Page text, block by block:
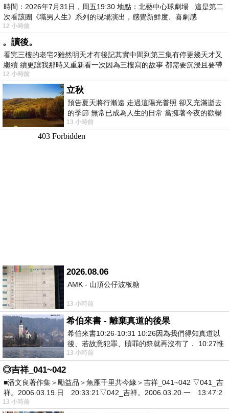
時間：2026年7月31日，周五19:30 地點：北藝中心球劇場 這是第二
次看該團《職男人生》系列的現場演出，感覺新鮮度、喜劇感
12 小時前
。讀後。
看完三樓的老宅2雖然明天才有後記其實中間到第三集有停更幾天才又
繼續 續更讓我那時又重新看一次因為三樓寫的故事 都需要沉浸且要帶
有
12 小時前
立秋
預告夏天將行漸遠 走過這陽光普照 卻又充滿逝去
的季節 無常已成為人生的日常 當擁著今夜的歡暢
舒心 轉眼驟成昨日 而明晨 太陽
13 小時前
2026.08.06
AMK - 山頂公仔波板糖
13 小時前
希伯來書 - 離棄真道的後果
希伯來書10:26-10:31 10:26因為我們得知真道以
後、若故意犯罪、贖罪的祭就再沒有了． 10:27惟
有戰懼等候審判和那燒滅眾敵人的烈火
13 小時前
◎吉祥_041~042
■潘文良著作集＞勵益品＞魚雁千里共今緣＞吉祥_041~042 ▽041_吉
祥。2006.03.19.日 20:33:21▽042_吉祥。2006.03.20.一 13:47:2
13 小時前